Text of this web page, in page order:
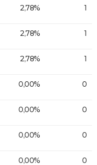
2,78% 1
2,78% 1
2,78% 1
0,00% 0
0,00% 0
0,00% 0
0,00% 0